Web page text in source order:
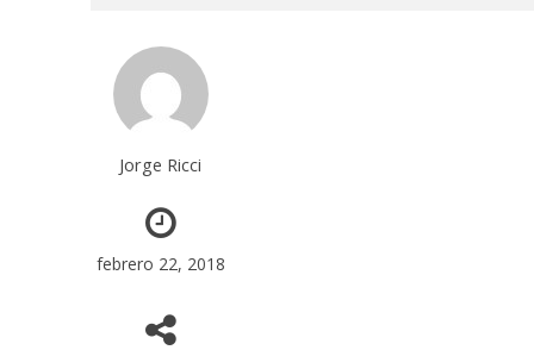
Jorge Ricci
febrero 22, 2018